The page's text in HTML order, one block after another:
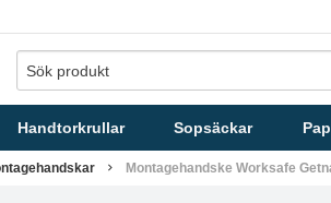
Handtorkrullar Sopsäckar
Montagehandske Worksafe